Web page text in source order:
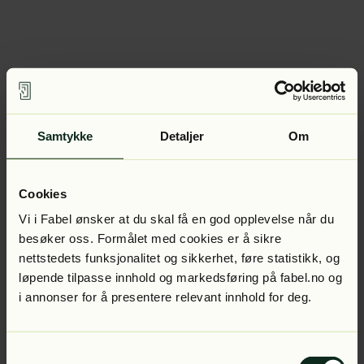
Samtykke Detaljer Om
Cookies
Vi i Fabel ønsker at du skal få en god opplevelse når du
besøker oss. Formålet med cookies er å sikre
nettstedets funksjonalitet og sikkerhet, føre statistikk, og
løpende tilpasse innhold og markedsføring på fabel.no og
i annonser for å presentere relevant innhold for deg.